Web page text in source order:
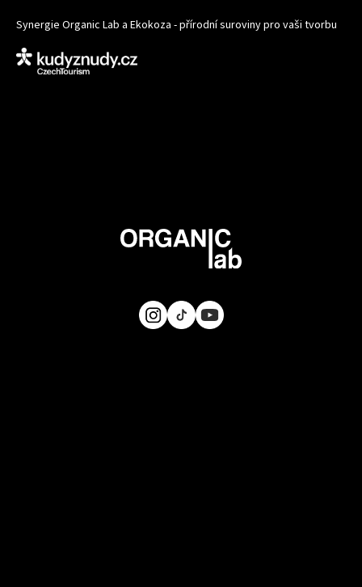
Synergie Organic Lab a Ekokoza - přírodní suroviny pro vaši tvorbu